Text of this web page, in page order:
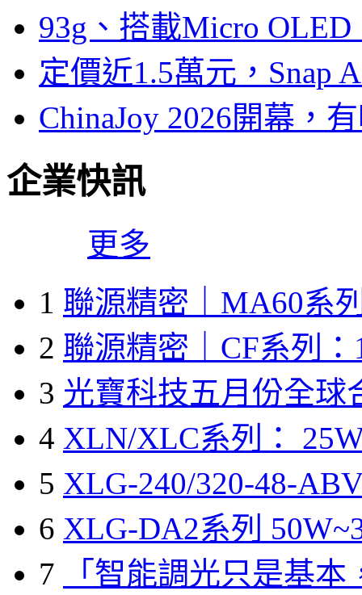
93g、搭載Micro
定價近1.5萬元，Snap
ChinaJoy 2026開幕，
企業快訊
更多
1 聯源精密｜MA60系
2 聯源精密｜CF系列：
3 光寶科技五月份全球
4 XLN/XLC系列：
5 XLG-240/320-48-
6 XLG-DA2系列
7
「智能調光只是基本